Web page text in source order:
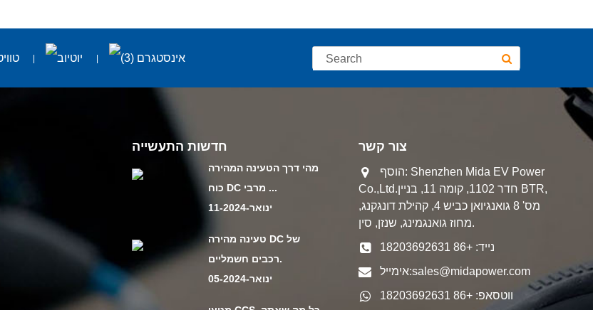
חדשות התעשייה
מהי דרך הטעינה המהירה
כוח DC מרבי ...
ינואר-11-2024
טעינה מהירה DC ​​של
רכבים חשמליים.
ינואר-05-2024
צור קשר
הוסף: Shenzhen Mida EV Power
Co.,Ltd.חדר 1102, קומה 11, בניין BTR,
מס' 8 גואנגיואן כביש 4, קהילת דונגקנג,
מחוז גואנגמינג, שנזן, סין.
נייד: +86 18203692631
אימייל:sales@midapower.com
ווטסאפ: +86 18203692631